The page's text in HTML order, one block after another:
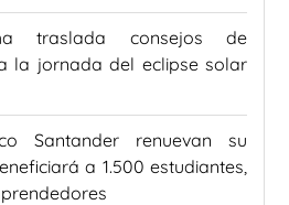
traslada consejos de
la jornada del eclipse solar
Santander renuevan su
a 1.500 estudiantes,